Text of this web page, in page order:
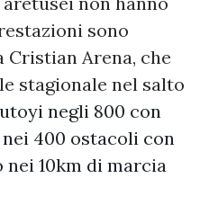
sono
Cristian Arena, che
stagionale nel salto
negli 800 con
nei 400 ostacoli con
nei 10km di marcia